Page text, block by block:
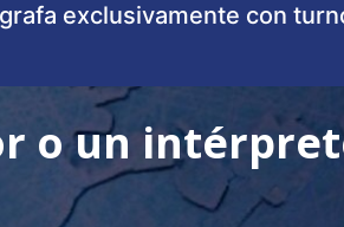
exclusivamente con
o un